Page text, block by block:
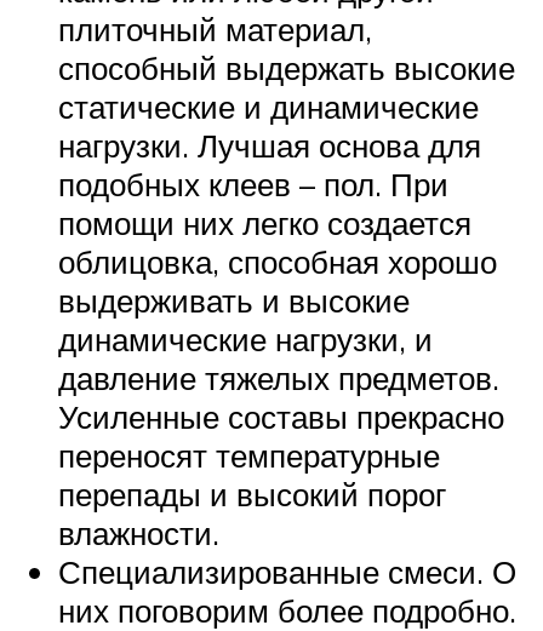
плиточный материал,
способный выдержать высокие
статические и динамические
нагрузки. Лучшая основа для
подобных клеев – пол. При
помощи них легко создается
облицовка, способная хорошо
выдерживать и высокие
динамические нагрузки, и
давление тяжелых предметов.
Усиленные составы прекрасно
переносят температурные
перепады и высокий порог
влажности.
Специализированные смеси. О
них поговорим более подробно.